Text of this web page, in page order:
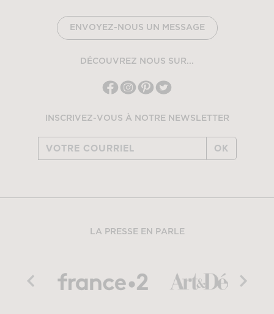
ENVOYEZ-NOUS UN MESSAGE
DÉCOUVREZ NOUS SUR...
INSCRIVEZ-VOUS À NOTRE NEWSLETTER
OK
LA PRESSE EN PARLE